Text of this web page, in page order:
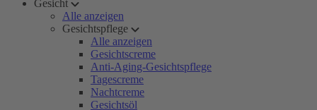
Gesicht
Alle anzeigen
Gesichtspflege
Alle anzeigen
Gesichtscreme
Anti-Aging-Gesichtspflege
Tagescreme
Nachtcreme
Gesichtsöl